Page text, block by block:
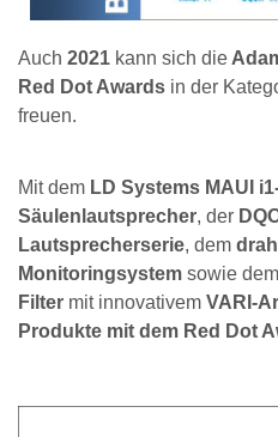
Auch 2021 kann sich die
Red Dot Awards in der
freuen.
Mit dem LD Systems MAUI
Säulenlautsprecher, der
Lautsprecherserie, dem
Monitoringsystem sowie dem
Filter mit innovativem VARI-
Produkte mit dem Red Dot